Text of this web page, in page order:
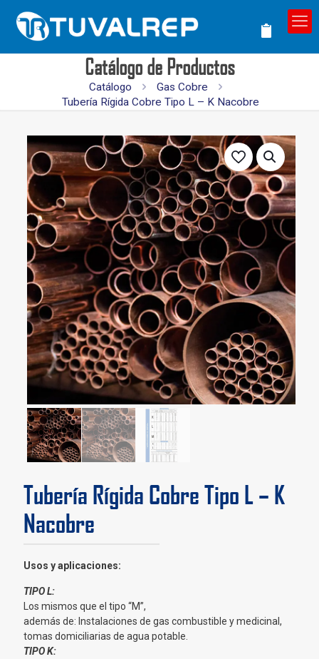
Catálogo de Productos
Catálogo
Gas Cobre
Tubería Rígida Cobre Tipo L – K Nacobre
Tubería Rígida Cobre Tipo L – K
Nacobre
Usos y aplicaciones:
TIPO L:
Los mismos que el tipo “M”,
además de: Instalaciones de gas combustible y medicinal,
tomas domiciliarias de agua potable.
TIPO K: